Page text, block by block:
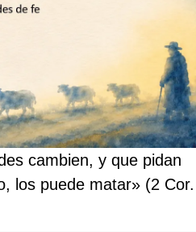
cambien, y que pidan
los puede matar» (2 Cor.